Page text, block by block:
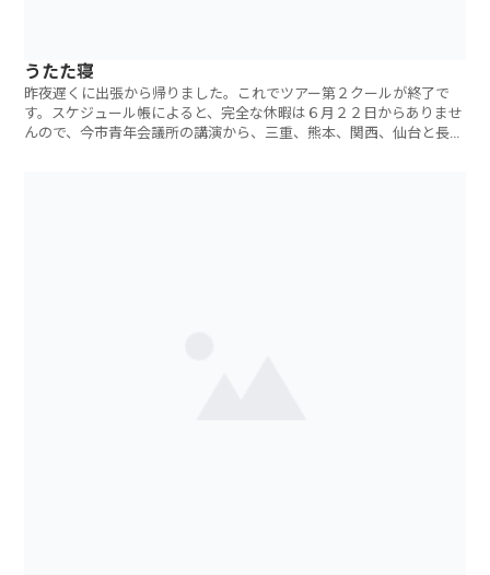
うたた寝
昨夜遅くに出張から帰りました。これでツアー第２クールが終了で
す。スケジュール帳によると、完全な休暇は６月２２日からありませ
んので、今市青年会議所の講演から、三重、熊本、関西、仙台と長